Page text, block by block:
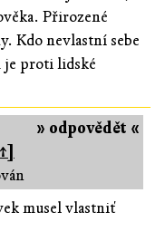
Přirozené
Kdo nevlastní sebe
je proti lidské
» odpovědět «
musel vlastniť